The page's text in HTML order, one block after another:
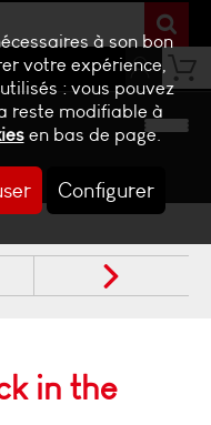
à son bon
votre expérience,
: vous pouvez
reste modifiable à
en bas de page.
Configurer
in the